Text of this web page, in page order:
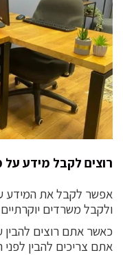
רוצים לקבל מידע על
אפשר לקבל את המידע
ולקבל משרדים
כאשר אתם רוצים
אתם צריכים להבין